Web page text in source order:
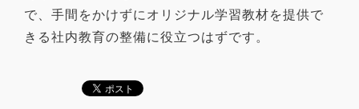
で、手間をかけずにオリジナル学習教材を提供で
きる社内教育の整備に役立つはずです。